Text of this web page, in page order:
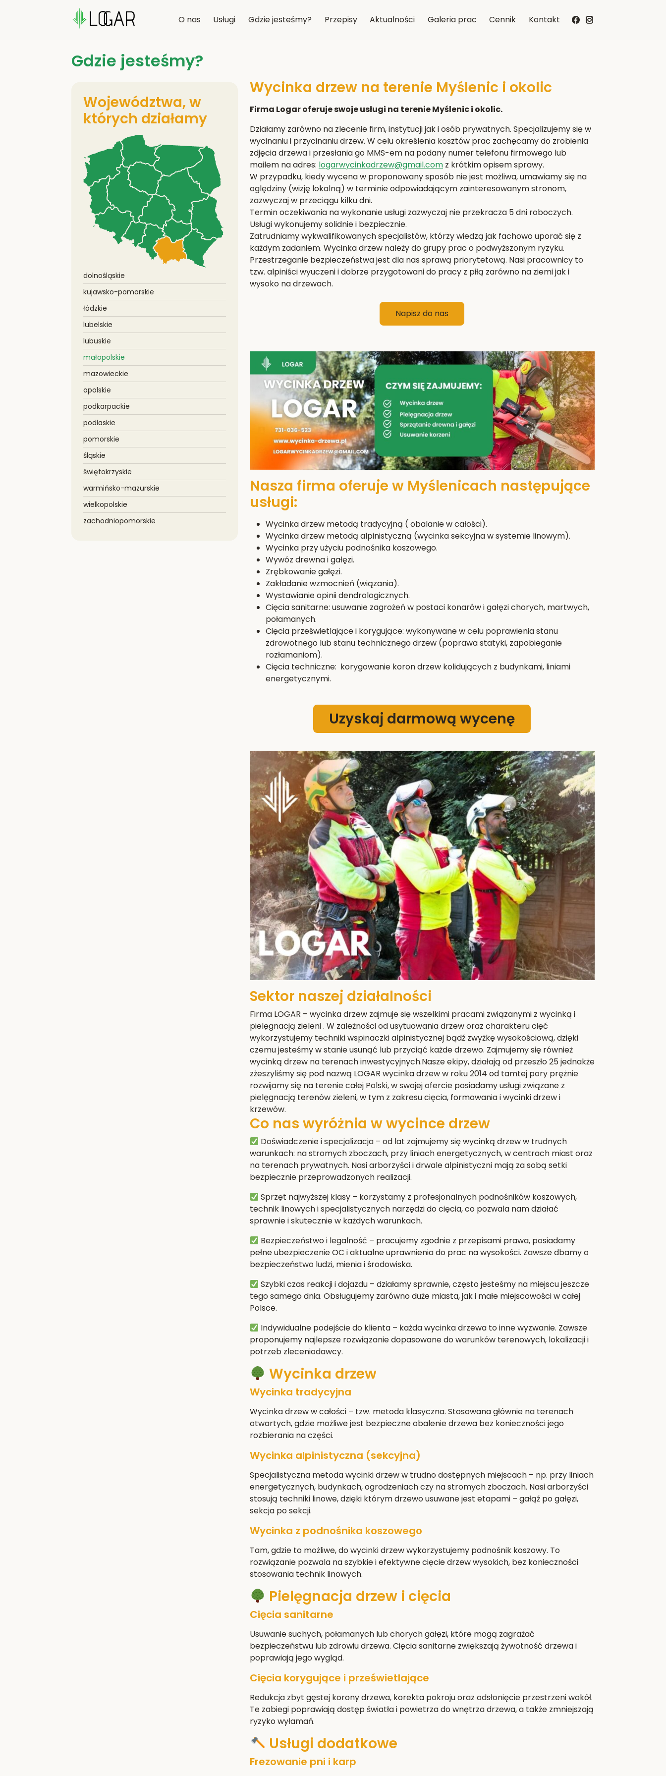
O nas Usługi Gdzie jesteśmy? Przepisy Aktualności Galeria prac Cennik Kontakt
Gdzie jesteśmy?
Województwa, w
których działamy
dolnośląskie
kujawsko-pomorskie
łódzkie
lubelskie
lubuskie
małopolskie
mazowieckie
opolskie
podkarpackie
podlaskie
pomorskie
śląskie
świętokrzyskie
warmińsko-mazurskie
wielkopolskie
zachodniopomorskie
Wycinka drzew na terenie Myślenic i okolic
Firma Logar oferuje swoje usługi na terenie Myślenic i okolic.
Działamy zarówno na zlecenie firm, instytucji jak i osób prywatnych. Specjalizujemy się w
wycinaniu i przycinaniu drzew. W celu określenia kosztów prac zachęcamy do zrobienia
zdjęcia drzewa i przesłania go MMS-em na podany numer telefonu firmowego lub
mailem na adres: logarwycinkadrzew@gmail.comz krótkim opisem sprawy.
W przypadku, kiedy wycena w proponowany sposób nie jest możliwa, umawiamy się na
oględziny (wizję lokalną) w terminie odpowiadającym zainteresowanym stronom,
zazwyczaj w przeciągu kilku dni.
Termin oczekiwania na wykonanie usługi zazwyczaj nie przekracza 5 dni roboczych.
Usługi wykonujemy solidnie i bezpiecznie.
Zatrudniamy wykwalifikowanych specjalistów, którzy wiedzą jak fachowo uporać się z
każdym zadaniem. Wycinka drzew należy do grupy prac o podwyższonym ryzyku.
Przestrzeganie bezpieczeństwa jest dla nas sprawą priorytetową. Nasi pracownicy to
tzw. alpiniści wyuczeni i dobrze przygotowani do pracy z piłą zarówno na ziemi jak i
wysoko na drzewach.
Napisz do nas
Nasza firma oferuje w Myślenicach następujące
usługi:
Wycinka drzew metodą tradycyjną ( obalanie w całości).
Wycinka drzew metodą alpinistyczną (wycinka sekcyjna w systemie linowym).
Wycinka przy użyciu podnośnika koszowego.
Wywóz drewna i gałęzi.
Zrębkowanie gałęzi.
Zakładanie wzmocnień (wiązania).
Wystawianie opinii dendrologicznych.
Cięcia sanitarne: usuwanie zagrożeń w postaci konarów i gałęzi chorych, martwych,
połamanych.
Cięcia prześwietlające i korygujące: wykonywane w celu poprawienia stanu
zdrowotnego lub stanu technicznego drzew (poprawa statyki, zapobieganie
rozłamaniom).
Cięcia techniczne: korygowanie koron drzew kolidujących z budynkami, liniami
energetycznymi.
Uzyskaj darmową wycenę
Sektor naszej działalności
Firma LOGAR – wycinka drzew zajmuje się wszelkimi pracami związanymi z wycinką i
pielęgnacją zieleni . W zależności od usytuowania drzew oraz charakteru cięć
wykorzystujemy techniki wspinaczki alpinistycznej bądź zwyżkę wysokościową, dzięki
czemu jesteśmy w stanie usunąć lub przyciąć każde drzewo. Zajmujemy się również
wycinką drzew na terenach inwestycyjnych.Nasze ekipy, działają od przeszło 25 jednakże
zżeszyliśmy się pod nazwą LOGAR wycinka drzew w roku 2014 od tamtej pory prężnie
rozwijamy się na terenie całej Polski, w swojej ofercie posiadamy usługi związane z
pielęgnacją terenów zieleni, w tym z zakresu cięcia, formowania i wycinki drzew i
krzewów.
Co nas wyróżnia w wycince drzew
Doświadczenie i specjalizacja – od lat zajmujemy się wycinką drzew w trudnych
warunkach: na stromych zboczach, przy liniach energetycznych, w centrach miast oraz
na terenach prywatnych. Nasi arborzyści i drwale alpinistyczni mają za sobą setki
bezpiecznie przeprowadzonych realizacji.
Sprzęt najwyższej klasy – korzystamy z profesjonalnych podnośników koszowych,
technik linowych i specjalistycznych narzędzi do cięcia, co pozwala nam działać
sprawnie i skutecznie w każdych warunkach.
Bezpieczeństwo i legalność – pracujemy zgodnie z przepisami prawa, posiadamy
pełne ubezpieczenie OC i aktualne uprawnienia do prac na wysokości. Zawsze dbamy o
bezpieczeństwo ludzi, mienia i środowiska.
Szybki czas reakcji i dojazdu – działamy sprawnie, często jesteśmy na miejscu jeszcze
tego samego dnia. Obsługujemy zarówno duże miasta, jak i małe miejscowości w całej
Polsce.
Indywidualne podejście do klienta – każda wycinka drzewa to inne wyzwanie. Zawsze
proponujemy najlepsze rozwiązanie dopasowane do warunków terenowych, lokalizacji i
potrzeb zleceniodawcy.
Wycinka drzew
Wycinka tradycyjna
Wycinka drzew w całości – tzw. metoda klasyczna. Stosowana głównie na terenach
otwartych, gdzie możliwe jest bezpieczne obalenie drzewa bez konieczności jego
rozbierania na części.
Wycinka alpinistyczna (sekcyjna)
Specjalistyczna metoda wycinki drzew w trudno dostępnych miejscach – np. przy liniach
energetycznych, budynkach, ogrodzeniach czy na stromych zboczach. Nasi arborzyści
stosują techniki linowe, dzięki którym drzewo usuwane jest etapami – gałąź po gałęzi,
sekcja po sekcji.
Wycinka z podnośnika koszowego
Tam, gdzie to możliwe, do wycinki drzew wykorzystujemy podnośnik koszowy. To
rozwiązanie pozwala na szybkie i efektywne cięcie drzew wysokich, bez konieczności
stosowania technik linowych.
Pielęgnacja drzew i cięcia
Cięcia sanitarne
Usuwanie suchych, połamanych lub chorych gałęzi, które mogą zagrażać
bezpieczeństwu lub zdrowiu drzewa. Cięcia sanitarne zwiększają żywotność drzewa i
poprawiają jego wygląd.
Cięcia korygujące i prześwietlające
Redukcja zbyt gęstej korony drzewa, korekta pokroju oraz odsłonięcie przestrzeni wokół.
Te zabiegi poprawiają dostęp światła i powietrza do wnętrza drzewa, a także zmniejszają
ryzyko wyłamań.
Usługi dodatkowe
Frezowanie pni i karp